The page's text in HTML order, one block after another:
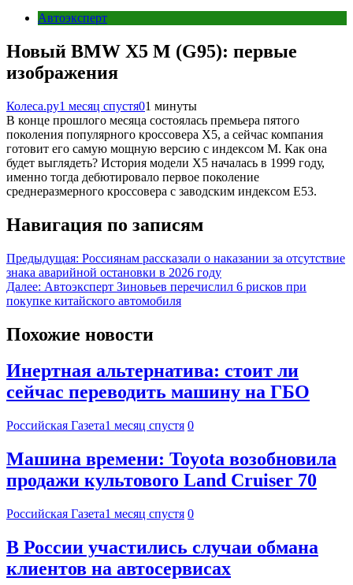
Автоэксперт
Новый BMW X5 M (G95): первые
изображения
Колеса.ру1 месяц спустя01 минуты
В конце прошлого месяца состоялась премьера пятого
поколения популярного кроссовера Х5, а сейчас компания
готовит его самую мощную версию с индексом М. Как она
будет выглядеть? История модели Х5 началась в 1999 году,
именно тогда дебютировало первое поколение
среднеразмерного кроссовера с заводским индексом Е53.
Навигация по записям
Предыдущая: Россиянам рассказали о наказании за отсутствие
знака аварийной остановки в 2026 году
Далее: Автоэксперт Зиновьев перечислил 6 рисков при
покупке китайского автомобиля
Похожие новости
Инертная альтернатива: стоит ли
сейчас переводить машину на ГБО
Российская Газета1 месяц спустя 0
Машина времени: Toyota возобновила
продажи культового Land Cruiser 70
Российская Газета1 месяц спустя 0
В России участились случаи обмана
клиентов на автосервисах